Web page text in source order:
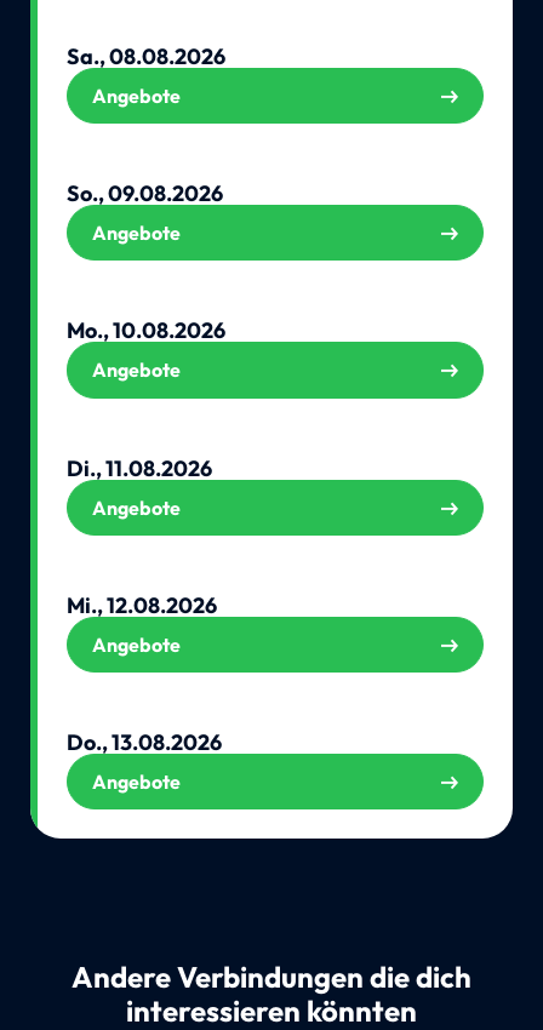
Sa., 08.08.2026
Angebote
So., 09.08.2026
Angebote
Mo., 10.08.2026
Angebote
Di., 11.08.2026
Angebote
Mi., 12.08.2026
Angebote
Do., 13.08.2026
Angebote
Andere Verbindungen die dich
interessieren könnten